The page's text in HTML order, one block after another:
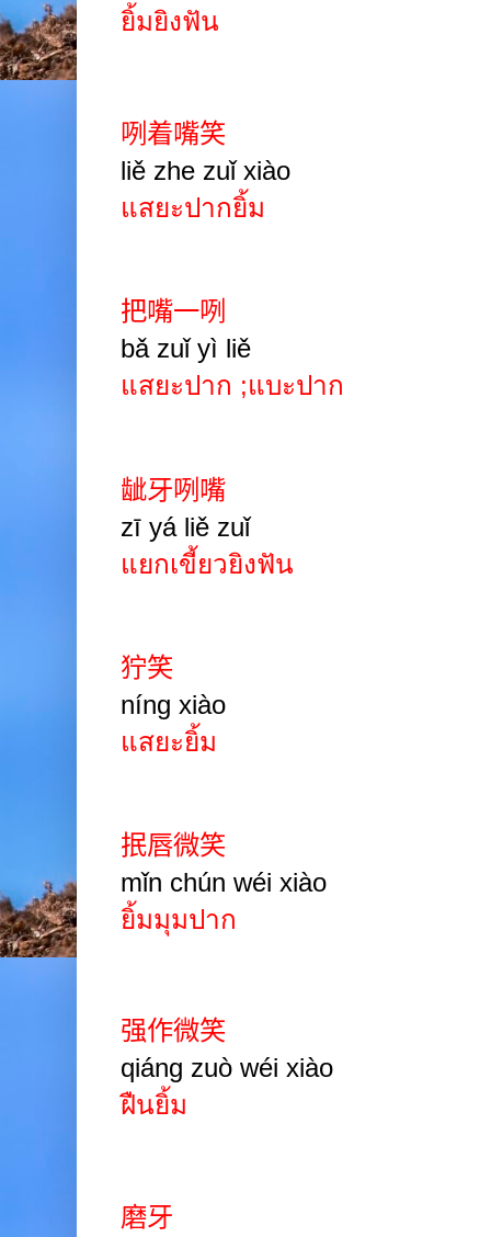
ยิ้มยิงฟัน
咧着嘴笑
liě zhe zuǐ xiào
แสยะปากยิ้ม
把嘴一咧
bǎ zuǐ yì liě
แสยะปาก ;แบะปาก
龇牙咧嘴
zī yá liě zuǐ
แยกเขี้ยวยิงฟัน
狞笑
níng xiào
แสยะยิ้ม
抿唇微笑
mǐn chún wéi xiào
ยิ้มมุมปาก
强作微笑
qiáng zuò wéi xiào
ฝืนยิ้ม
磨牙